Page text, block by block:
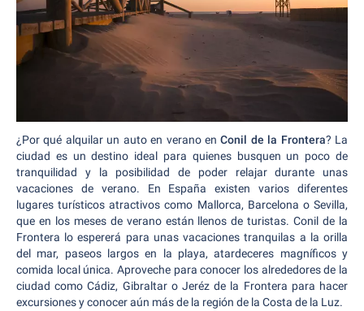
¿Por qué alquilar un auto en verano enConil de la Frontera? La
ciudad es un destino ideal para quienes busquen un poco de
tranquilidad y la posibilidad de poder relajar durante unas
vacaciones de verano. En España existen varios diferentes
lugares turísticos atractivos como Mallorca, Barcelona o Sevilla,
que en los meses de verano están llenos de turistas. Conil de la
Frontera lo espererá para unas vacaciones tranquilas a la orilla
del mar, paseos largos en la playa, atardeceres magníficos y
comida local única. Aproveche para conocer los alrededores de la
ciudad como Cádiz, Gibraltar o Jeréz de la Frontera para hacer
excursiones y conocer aún más de la región de la Costa de la Luz.